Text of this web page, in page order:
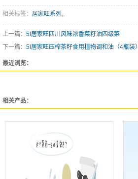
相关标签： 居家旺系列 ,,
上一篇： 5l居家旺四川风味浓香菜籽油四级菜
下一篇： 5l居家旺压榨茶籽食用植物调和油（4瓶装）
最近浏览：
相关产品：